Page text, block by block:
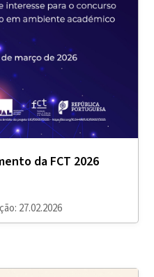
da FCT 2026
27.02.2026